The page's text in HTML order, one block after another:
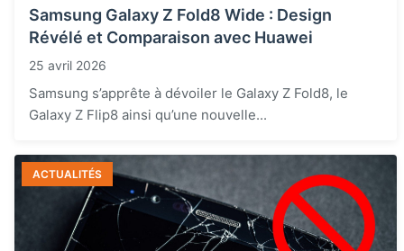
Samsung Galaxy Z Fold8 Wide : Design
Révélé et Comparaison avec Huawei
25 avril 2026
Samsung s’apprête à dévoiler le Galaxy Z Fold8, le
Galaxy Z Flip8 ainsi qu’une nouvelle...
ACTUALITÉS